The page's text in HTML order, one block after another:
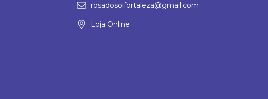
rosadosolfortaleza@gmail.com
Loja Online